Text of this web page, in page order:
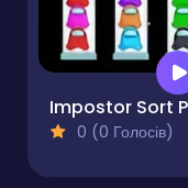
0 (0 Голосів)